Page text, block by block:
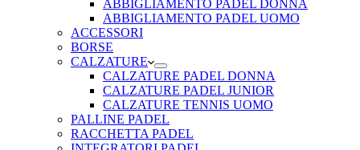
ABBIGLIAMENTO PADEL DONNA
ABBIGLIAMENTO PADEL UOMO
ACCESSORI
BORSE
CALZATURE
CALZATURE PADEL DONNA
CALZATURE PADEL JUNIOR
CALZATURE TENNIS UOMO
PALLINE PADEL
RACCHETTA PADEL